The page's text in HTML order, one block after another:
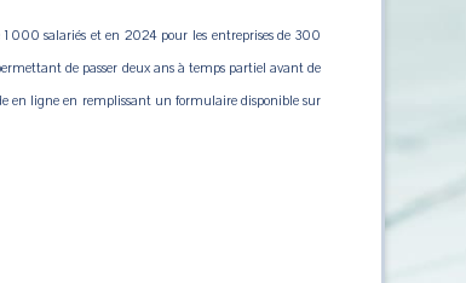
1 000 salariés et en 2024 pour les entreprises de 300
de passer deux ans à temps partiel avant de
en ligne en remplissant un formulaire disponible sur